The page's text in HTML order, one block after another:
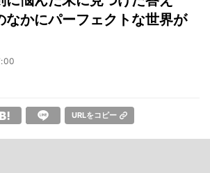
なかにパーフェクトな世界が
URLをコピー